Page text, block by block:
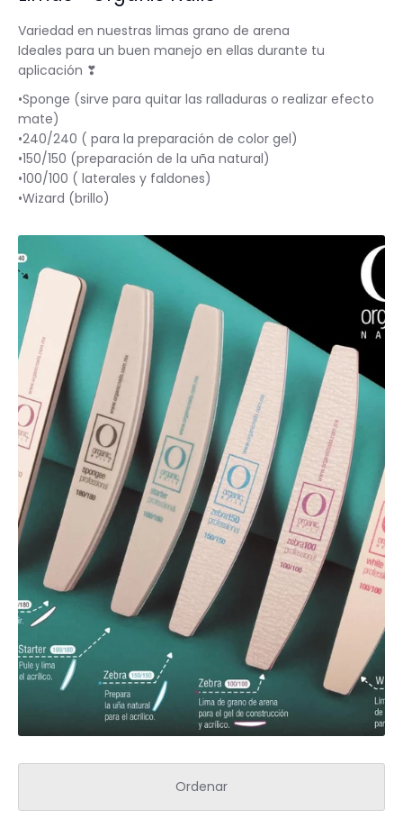
BASICOS (primer, base, top, resinas)
*****EFECTOS EN GEL****
DECORACIONES (Glitter, Foil, Estoperoles...)
Stickers & Tattoos para uñas
Herramientas
Spa para Manos y Pies
Complementos para Mesa
Equipos Eléctricos (Lamparas, Extractores,
Pulidoras)
MARCAS "STAMPING" Tintas y Gel para estampar
Accesorios y estampadores
Variedad en nuestras limas grano de arena
Ideales para un buen manejo en ellas durante tu
aplicación ❣
•Sponge (sirve para quitar las ralladuras o realizar efecto
mate)
•240/240 ( para la preparación de color gel)
•150/150 (preparación de la uña natural)
•100/100 ( laterales y faldones)
•Wizard (brillo)
Ordenar